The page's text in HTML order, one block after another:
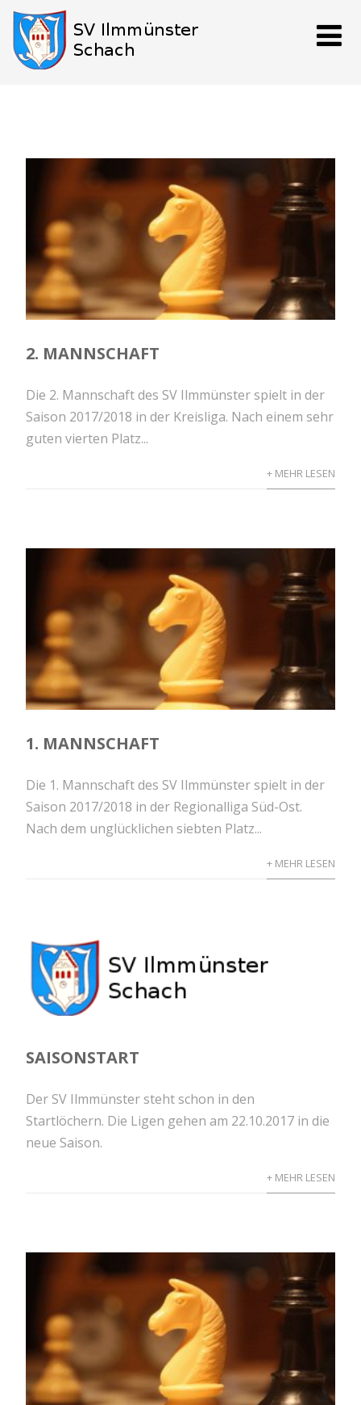
2. MANNSCHAFT
Die 2. Mannschaft des SV Ilmmünster spielt in der
Saison 2017/2018 in der Kreisliga. Nach einem sehr
guten vierten Platz...
+ MEHR LESEN
1. MANNSCHAFT
Die 1. Mannschaft des SV Ilmmünster spielt in der
Saison 2017/2018 in der Regionalliga Süd-Ost.
Nach dem unglücklichen siebten Platz...
+ MEHR LESEN
SAISONSTART
Der SV Ilmmünster steht schon in den
Startlöchern. Die Ligen gehen am 22.10.2017 in die
neue Saison.
+ MEHR LESEN